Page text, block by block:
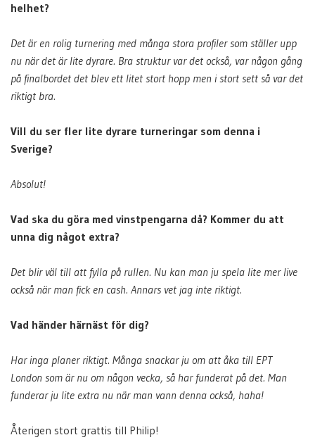
helhet?
Det är en rolig turnering med många stora profiler som ställer upp
nu när det är lite dyrare. Bra struktur var det också, var någon gång
på finalbordet det blev ett litet stort hopp men i stort sett så var det
riktigt bra.
Vill du ser fler lite dyrare turneringar som denna i
Sverige?
Absolut!
Vad ska du göra med vinstpengarna då? Kommer du att
unna dig något extra?
Det blir väl till att fylla på rullen. Nu kan man ju spela lite mer live
också när man fick en cash. Annars vet jag inte riktigt.
Vad händer härnäst för dig?
Har inga planer riktigt. Många snackar ju om att åka till EPT
London som är nu om någon vecka, så har funderat på det. Man
funderar ju lite extra nu när man vann denna också, haha!
Återigen stort grattis till Philip!